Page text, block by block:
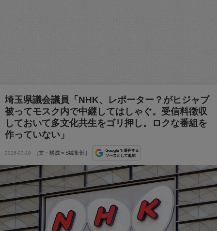
埼玉県議会議員「NHK、レポーター？がヒジャブ
被ってモスク内で中継してはしゃぐ。受信料徴収
しておいて多文化共生をゴリ押し。ロクな番組を
作っていない」
2026-03-19 ［文・構成＝S編集部］